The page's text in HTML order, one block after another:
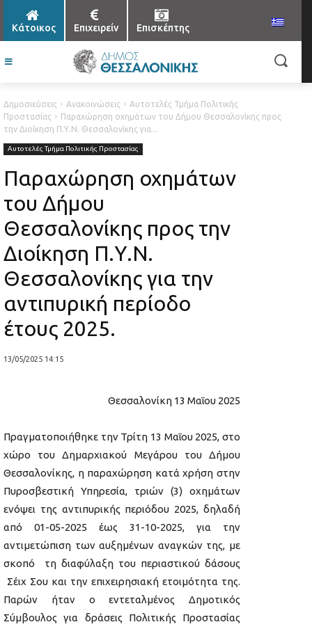
Κάτοικος Επιχειρείν Επισκέπτης
Δημοσιεύσεις Ανακοινώσεις
Αυτοτελές Τμήμα Πολιτικής
Προστασίας
Παραχώρηση οχημάτων του Δήμου Θεσσαλονίκης προς
την Διοίκηση Π.Υ.Ν. Θεσσαλονίκης για...
Αυτοτελές Τμήμα Πολιτικής Προστασίας
Παραχώρηση οχημάτων
του Δήμου
Θεσσαλονίκης προς την
Διοίκηση Π.Υ.Ν.
Θεσσαλονίκης για την
αντιπυρική περίοδο
έτους 2025.
13/05/2025 14:15
Θεσσαλονίκη 13 Μαΐου 2025
Πραγματοποιήθηκε την Τρίτη 13 Μαΐου 2025, στο
χώρο του Δημαρχιακού Μεγάρου του Δήμου
Θεσσαλονίκης, η παραχώρηση κατά χρήση στην
Πυροσβεστική Υπηρεσία, τριών (3) οχημάτων
ενόψει της αντιπυρικής περιόδου 2025, δηλαδή
από 01-05-2025 έως 31-10-2025, για την
αντιμετώπιση των αυξημένων αναγκών της, με
σκοπό τη διαφύλαξη του περιαστικού δάσους
Σέιχ Σου και την επιχειρησιακή ετοιμότητα της.
Παρών ήταν ο εντεταλμένος Δημοτικός
Σύμβουλος για δράσεις Πολιτικής Προστασίας